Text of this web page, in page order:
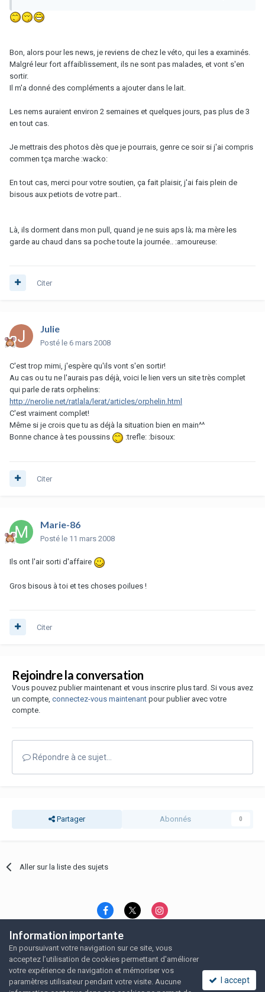
Bon, alors pour les news, je reviens de chez le véto, qui les a examinés.
Malgré leur fort affaiblissement, ils ne sont pas malades, et vont s'en
sortir.
Il m'a donné des compléments a ajouter dans le lait.
Les nems auraient environ 2 semaines et quelques jours, pas plus de 3
en tout cas.
Je mettrais des photos dès que je pourrais, genre ce soir si j'ai compris
commen tça marche :wacko:
En tout cas, merci pour votre soutien, ça fait plaisir, j'ai fais plein de
bisous aux petiots de votre part..
Là, ils dorment dans mon pull, quand je ne suis aps là; ma mère les
garde au chaud dans sa poche toute la journée.. :amoureuse:
Citer
Julie
Posté le 6 mars 2008
C'est trop mimi, j'espère qu'ils vont s'en sortir!
Au cas ou tu ne l'aurais pas déjà, voici le lien vers un site très complet
qui parle de rats orphelins:
http://nerolie.net/ratlala/lerat/articles/orphelin.html
C'est vraiment complet!
Même si je crois que tu as déjà la situation bien en main^^
Bonne chance à tes poussins
:trefle: :bisoux:
Citer
Marie-86
Posté le 11 mars 2008
Ils ont l'air sorti d'affaire
Gros bisous à toi et tes choses poilues !
Citer
Rejoindre la conversation
Vous pouvez publier maintenant et vous inscrire plus tard. Si vous avez
un compte, connectez-vous maintenant pour publier avec votre
compte.
Répondre à ce sujet…
Partager Abonnés 0
Aller sur la liste des sujets
Langue Thème
Politique de confidentialité
Nous contacter
Nous contacter
SRFA, l'association des amoureux du rat domestique
Powered by Invision Community
Information importante
En poursuivant votre navigation sur ce site, vous
acceptez l’utilisation de cookies permettant d'améliorer
votre expérience de navigation et mémoriser vos
paramètres utilisateur pendant votre visite. Aucune
I accept